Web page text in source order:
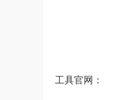
工具官网：